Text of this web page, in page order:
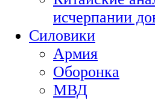
исчерпании
Силовики
Армия
Оборонка
МВД